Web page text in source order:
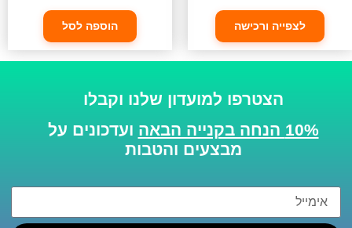
לצפייה ורכישה הוספה לסל
הצטרפו למועדון שלנו וקבלו
10% הנחה בקנייה הבאה
ועדכונים על
מבצעים והטבות